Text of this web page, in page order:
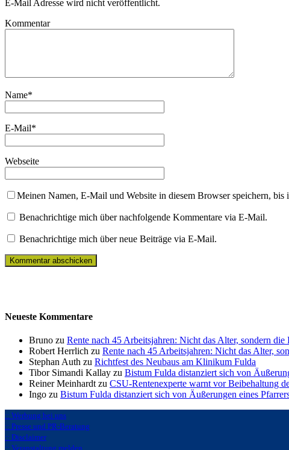
E-Mail Adresse wird nicht veröffentlicht.
Kommentar
Name*
E-Mail*
Webseite
Meinen Namen, E-Mail und Website in diesem Browser speichern, bis
Benachrichtige mich über nachfolgende Kommentare via E-Mail.
Benachrichtige mich über neue Beiträge via E-Mail.
Neueste Kommentare
Bruno zu Rente nach 45 Arbeitsjahren: Nicht das Alter, sondern die
Robert Herrlich zu Rente nach 45 Arbeitsjahren: Nicht das Alter,
Stephan Auth zu Richtfest des Neubaus am Klinikum Fulda
Tibor Simandi Kallay zu Bistum Fulda distanziert sich von
Reiner Meinhardt zu CSU-Rentenexperte warnt vor Beibehaltung
Ingo zu Bistum Fulda distanziert sich von Äußerungen eines
:: Werbung bei uns
:: Presse und PR-Beratung
:: Disclaimer
:: Veranstaltung melden